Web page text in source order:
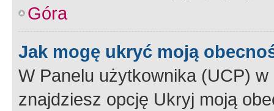
Góra
Jak mogę ukryć moją
W Panelu użytkownika (UCP) w
znajdziesz opcję Ukryj moją